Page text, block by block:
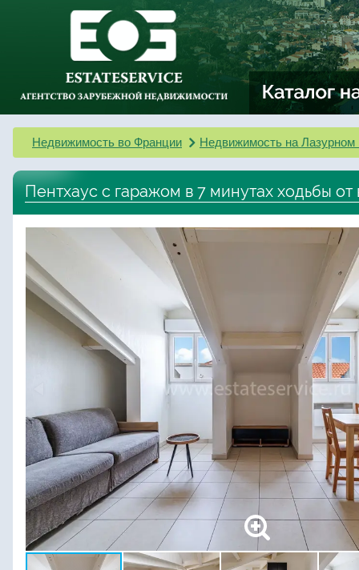
Недвижимость во Франции Недвижимость на Лазурном
Пентхаус с гаражом в 7 минутах ходьбы от